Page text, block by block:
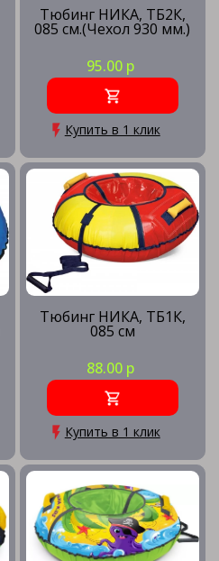
Тюбинг НИКА, ТБ2К,
085 см.(Чехол 930 мм.)
95.00 р
Купить в 1 клик
Тюбинг НИКА, ТБ1К,
085 см
88.00 р
Купить в 1 клик